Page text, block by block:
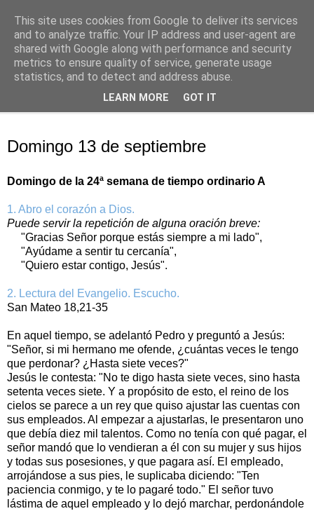
Oración personal
con el Evangelio de cada día
Domingo 13 de septiembre
Domingo de la 24ª semana de tiempo ordinario A
1. Abro el corazón a Dios.
Puede servir la repetición de alguna oración breve:
"Gracias Señor porque estás siempre a mi lado",
"Ayúdame a sentir tu cercanía",
"Quiero estar contigo, Jesús".
2. Lectura del Evangelio. Escucho.
San Mateo 18,21-35
En aquel tiempo, se adelantó Pedro y preguntó a Jesús:
"Señor, si mi hermano me ofende, ¿cuántas veces le tengo
que perdonar? ¿Hasta siete veces?"
Jesús le contesta: "No te digo hasta siete veces, sino hasta
setenta veces siete. Y a propósito de esto, el reino de los
cielos se parece a un rey que quiso ajustar las cuentas con
sus empleados. Al empezar a ajustarlas, le presentaron uno
que debía diez mil talentos. Como no tenía con qué pagar, el
señor mandó que lo vendieran a él con su mujer y sus hijos
y todas sus posesiones, y que pagara así. El empleado,
arrojándose a sus pies, le suplicaba diciendo: "Ten
paciencia conmigo, y te lo pagaré todo." El señor tuvo
lástima de aquel empleado y lo dejó marchar, perdonándole
This site uses cookies from Google to deliver its services
and to analyze traffic. Your IP address and user-agent are
shared with Google along with performance and security
metrics to ensure quality of service, generate usage
statistics, and to detect and address abuse.
LEARN MORE GOT IT